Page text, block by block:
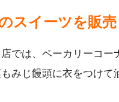
スイーツを販売
では、ベーカリーコー
みじ饅頭に衣をつけて